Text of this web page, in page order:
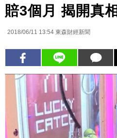
賠3個月 揭開真
2018/06/11 13:54 東森財經新聞